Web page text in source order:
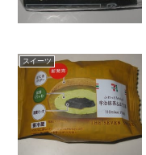
スイーツ